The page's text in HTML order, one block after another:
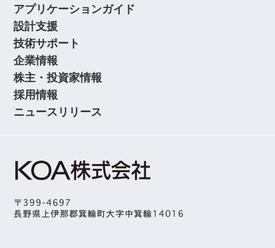
アプリケーションガイド
設計支援
技術サポート
企業情報
株主・投資家情報
採用情報
ニュースリリース